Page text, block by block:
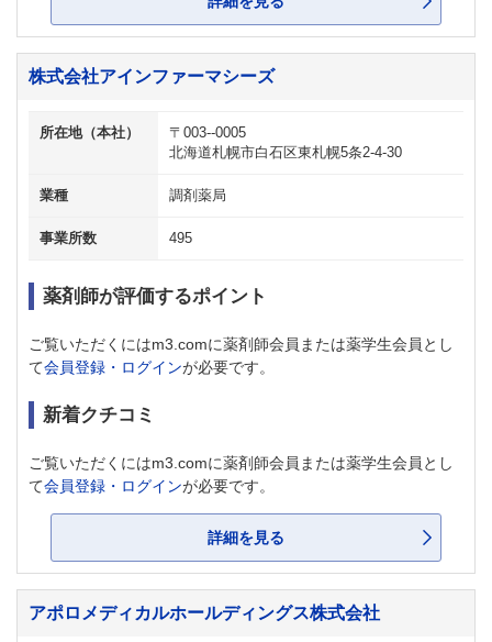
株式会社アインファーマシーズ
所在地（本社）
〒003--0005
北海道札幌市白石区東札幌5条2-4-30
業種 調剤薬局
事業所数 495
薬剤師が評価するポイント
ご覧いただくにはm3.comに薬剤師会員または薬学生会員とし
て会員登録・ログインが必要です。
新着クチコミ
ご覧いただくにはm3.comに薬剤師会員または薬学生会員とし
て会員登録・ログインが必要です。
詳細を見る
アポロメディカルホールディングス株式会社